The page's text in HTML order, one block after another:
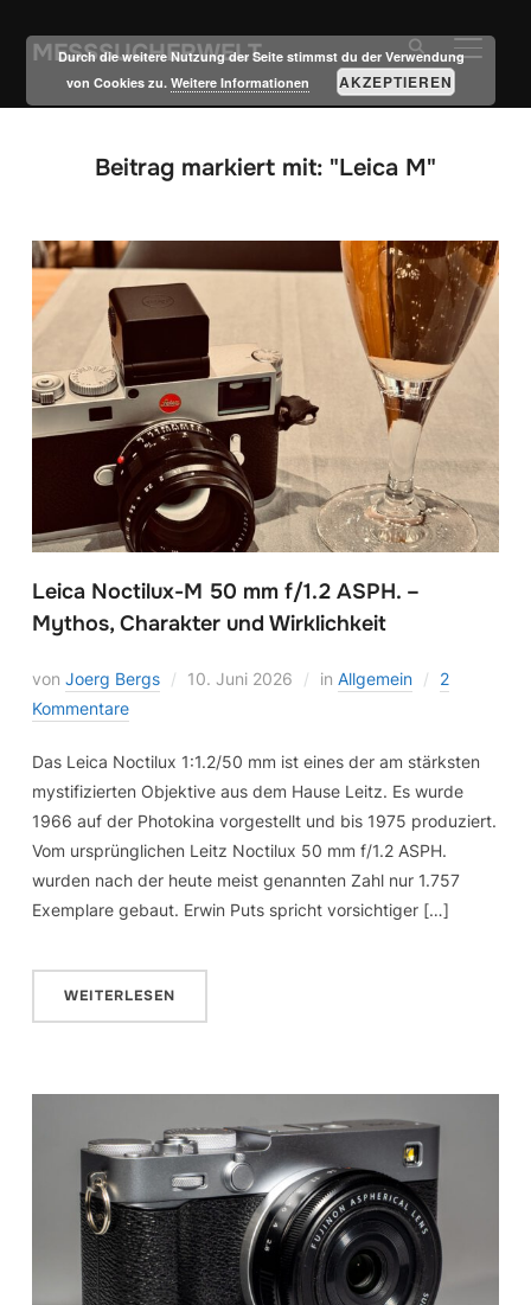
MESSSUCHERWELT
Beitrag markiert mit: "Leica M"
Leica Noctilux-M 50 mm f/1.2 ASPH. –
Mythos, Charakter und Wirklichkeit
von Joerg Bergs 10. Juni 2026 in Allgemein
2
Kommentare
Das Leica Noctilux 1:1.2/50 mm ist eines der am stärksten
mystifizierten Objektive aus dem Hause Leitz. Es wurde
1966 auf der Photokina vorgestellt und bis 1975 produziert.
Vom ursprünglichen Leitz Noctilux 50 mm f/1.2 ASPH.
wurden nach der heute meist genannten Zahl nur 1.757
Exemplare gebaut. Erwin Puts spricht vorsichtiger […]
WEITERLESEN
Durch die weitere Nutzung der Seite stimmst du der Verwendung
von Cookies zu.Weitere Informationen AKZEPTIEREN